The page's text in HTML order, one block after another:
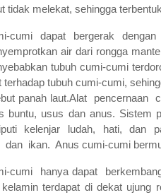
tidak melekat, sehingga
cumi dapat bergerak
air dari rongga
tubuh cumi-cumi
terhadap tubuh cumi-cumi,
panah laut.Alat
pencernaan
buntu, usus dan anus. Sistem
kelenjar ludah, hati, dan
dan ikan. Anus cumi-cumi
cumi hanya dapat
terdapat di dekat ujung